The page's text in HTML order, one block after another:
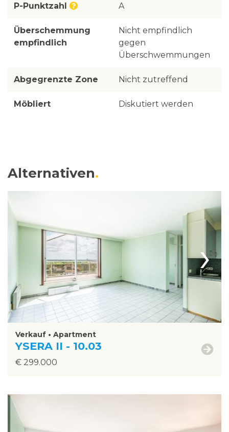
P-Punktzahl A
Überschemmung
empfindlich
Nicht empfindlich
gegen
Überschwemmungen
Abgegrenzte Zone Nicht zutreffend
Möbliert Diskutiert werden
Alternativen
›
Verkauf • Apartment
YSERA II - 10.03
€ 299.000